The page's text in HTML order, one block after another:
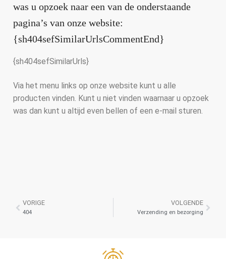
was u opzoek naar een van de onderstaande
pagina’s van onze website:
{sh404sefSimilarUrlsCommentEnd}
{sh404sefSimilarUrls}
Via het menu links op onze website kunt u alle
producten vinden. Kunt u niet vinden waarnaar u opzoek
was dan kunt u altijd even bellen of een e-mail sturen.
VORIGE
404
VOLGENDE
Verzending en bezorging